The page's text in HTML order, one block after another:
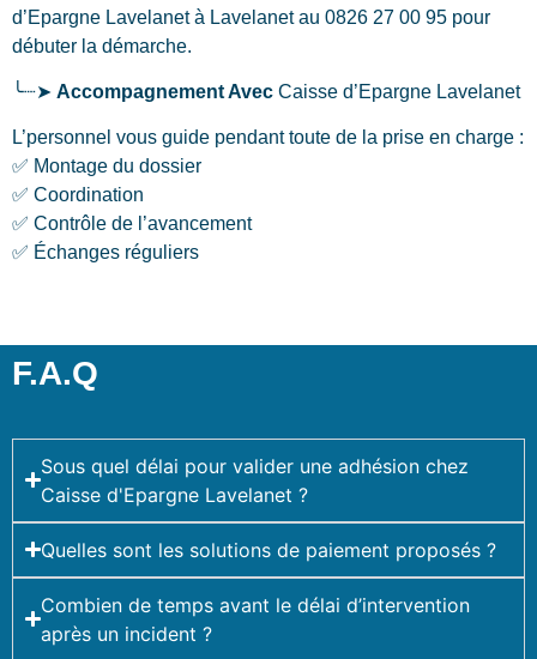
d’Epargne Lavelanetà Lavelanetau 0826 27 00 95 pour
débuter la démarche.
╰┈➤ Accompagnement Avec Caisse d’Epargne Lavelanet
L’personnel vous guide pendant toute de la prise en charge :
✅ Montage du dossier
✅ Coordination
✅ Contrôle de l’avancement
✅ Échanges réguliers
F.A.Q
Sous quel délai pour valider une adhésion chez
Caisse d'Epargne Lavelanet ?
Quelles sont les solutions de paiement proposés ?
Combien de temps avant le délai d’intervention
après un incident ?